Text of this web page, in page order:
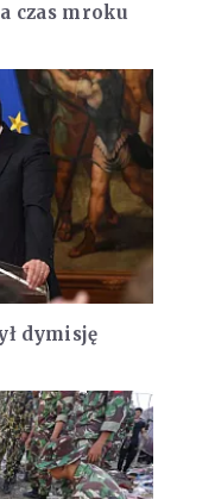
czas mroku
dymisję